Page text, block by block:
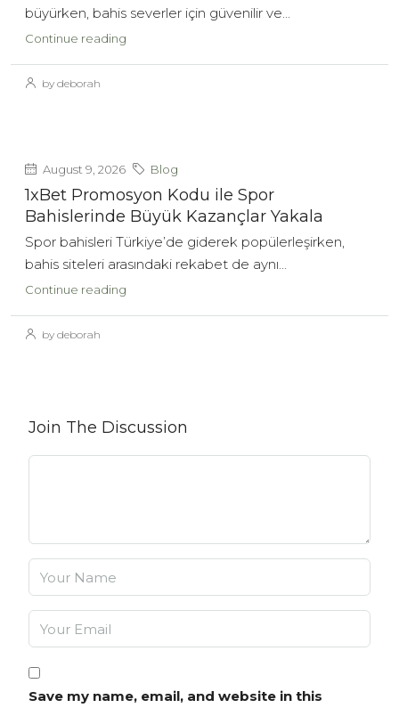
büyürken, bahis severler için güvenilir ve...
Continue reading
by deborah
August 9, 2026 Blog
1xBet Promosyon Kodu ile Spor
Bahislerinde Büyük Kazançlar Yakala
Spor bahisleri Türkiye’de giderek popülerleşirken,
bahis siteleri arasındaki rekabet de aynı...
Continue reading
by deborah
Join The Discussion
Save my name, email, and website in this